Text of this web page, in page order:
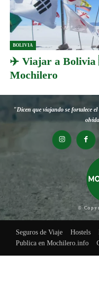
BOLIVIA
✈️ Viajar a
Mochilero
"Dicen que viajando se fortalece
©
Seguros de Viaje Hostels
Publica en Mochilero.info